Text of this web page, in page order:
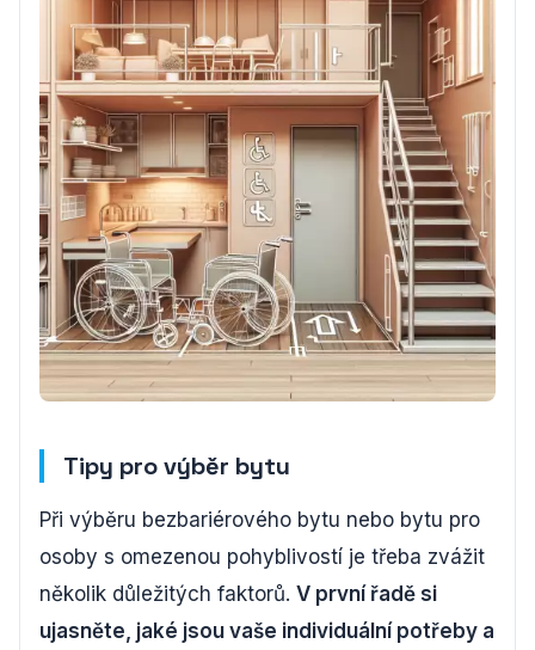
Tipy pro výběr bytu
Při výběru bezbariérového bytu nebo bytu pro
osoby s omezenou pohyblivostí je třeba zvážit
několik důležitých faktorů. V první řadě si
ujasněte, jaké jsou vaše individuální potřeby a